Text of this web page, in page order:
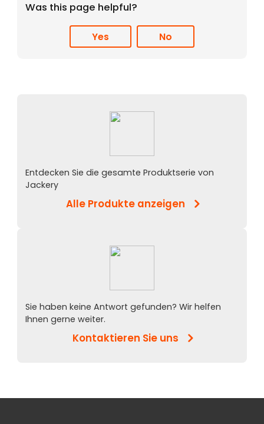
Was this page helpful?
Yes No
Entdecken Sie die gesamte Produktserie von
Jackery
Alle Produkte anzeigen
Sie haben keine Antwort gefunden? Wir helfen
Ihnen gerne weiter.
Kontaktieren Sie uns